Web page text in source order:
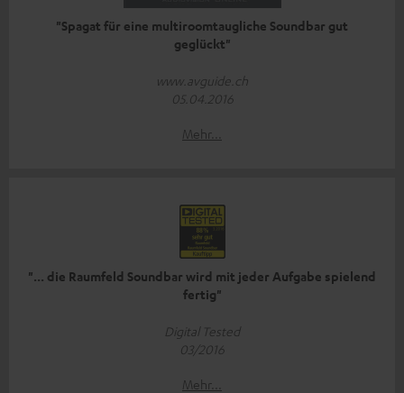
"Spagat für eine multiroomtaugliche Soundbar gut
geglückt"
www.avguide.ch
05.04.2016
Mehr...
"... die Raumfeld Soundbar wird mit jeder Aufgabe spielend
fertig"
Digital Tested
03/2016
Mehr...